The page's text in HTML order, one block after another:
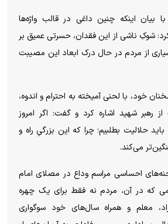
بیان اینکه چنین داغی در قالب واژه‌ها
شوکِ ناشی از این فقدان، حسرتی عمیق بر
از مردم در حال درک ابعاد این مصیبت
خود، با لحنی آمیخته به احترام و اندوه،
رهبر شهید اشاره کرد و گفت: اگر امروز
حلالیت بطلبیم؛ چرا که این بزرگیِ راه و
می‌کند.
احساسی مراسم وداع در مصلای امام
که در آن، مردم نه فقط برای یک چهره
معلم و همراه سال‌های خود سوگواری